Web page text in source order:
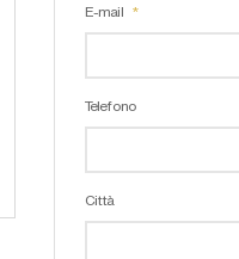
E-mail
Telefono
Città